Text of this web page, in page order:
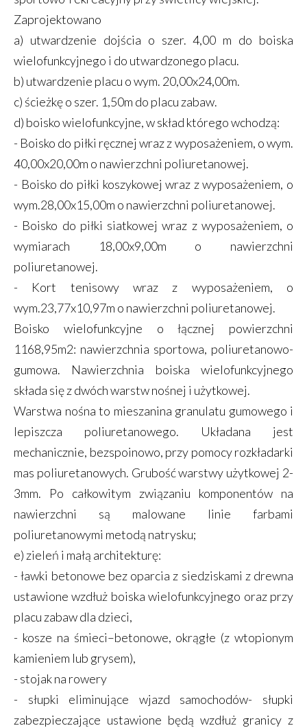
Zaprojektowano
a) utwardzenie dojścia o szer. 4,00 m do boiska
wielofunkcyjnego i do utwardzonego placu.
b) utwardzenie placu o wym. 20,00x24,00m.
c) ścieżkę o szer. 1,50m do placu zabaw.
d) boisko wielofunkcyjne, w skład którego wchodzą:
- Boisko do piłki ręcznej wraz z wyposażeniem, o wym.
40,00x20,00m o nawierzchni poliuretanowej.
- Boisko do piłki koszykowej wraz z wyposażeniem, o
wym.28,00x15,00m o nawierzchni poliuretanowej.
- Boisko do piłki siatkowej wraz z wyposażeniem, o
wymiarach 18,00x9,00m o nawierzchni
poliuretanowej.
- Kort tenisowy wraz z wyposażeniem, o
wym.23,77x10,97m o nawierzchni poliuretanowej.
Boisko wielofunkcyjne o łącznej powierzchni
1168,95m2: nawierzchnia sportowa, poliuretanowo-
gumowa. Nawierzchnia boiska wielofunkcyjnego
składa się z dwóch warstw nośnej i użytkowej.
Warstwa nośna to mieszanina granulatu gumowego i
lepiszcza poliuretanowego. Układana jest
mechanicznie, bezspoinowo, przy pomocy rozkładarki
mas poliuretanowych. Grubość warstwy użytkowej 2-
3mm. Po całkowitym związaniu komponentów na
nawierzchni są malowane linie farbami
poliuretanowymi metodą natrysku;
e) zieleń i małą architekturę:
- ławki betonowe bez oparcia z siedziskami z drewna
ustawione wzdłuż boiska wielofunkcyjnego oraz przy
placu zabaw dla dzieci,
- kosze na śmieci–betonowe, okrągłe (z wtopionym
kamieniem lub grysem),
- stojak na rowery
- słupki eliminujące wjazd samochodów- słupki
zabezpieczające ustawione będą wzdłuż granicy z